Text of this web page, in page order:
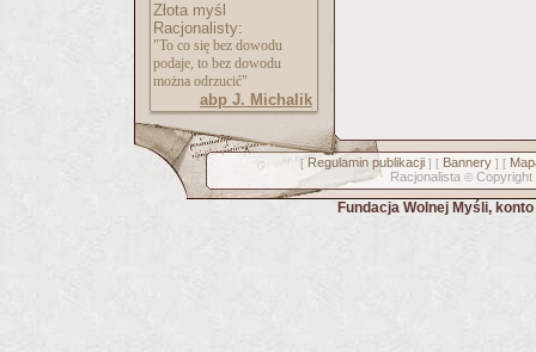
Złota myśl
Racjonalisty:
"To co się bez dowodu
podaje, to bez dowodu
można odrzucić"
abp J. Michalik
[ Regulamin publikacji] [ Bannery] [
Racjonalista © Copyright
Fundacja Wolnej Myśli,